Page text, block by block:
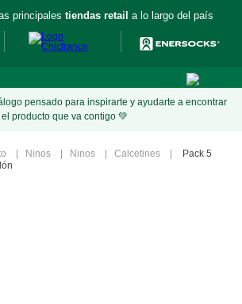
principales tiendas retail a lo largo del país
pensado para inspirarte y ayudarte a encontrar
el producto que va contigo 💚
Ninos Ninos Calcetines
Pack 5